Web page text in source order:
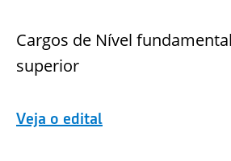
Cargos de Nível
superior
Veja o edital